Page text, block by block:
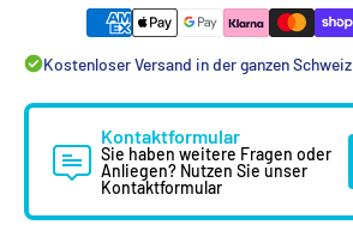
Kostenloser Versand in der ganzen Schweiz
Kontaktformular
Sie haben weitere Fragen oder
Anliegen? Nutzen Sie unser
Kontaktformular